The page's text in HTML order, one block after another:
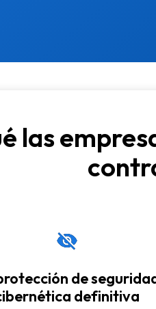
las
de
definitiva